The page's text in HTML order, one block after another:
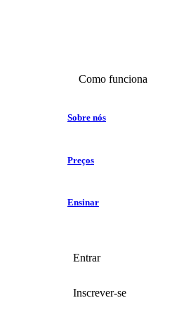
Como funciona
Sobre nós
Preços
Ensinar
Entrar
Inscrever-se